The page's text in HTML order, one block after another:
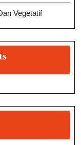
Vegetatif